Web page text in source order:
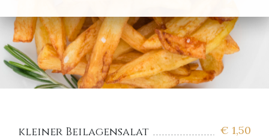
€ 1,50
kleiner Beilagensalat